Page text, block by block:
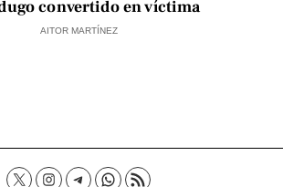
convertido en víctima
AITOR MARTÍNEZ